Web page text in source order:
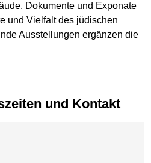
Dokumente und Exponate
und Vielfalt des jüdischen
Ausstellungen ergänzen die
und Kontakt